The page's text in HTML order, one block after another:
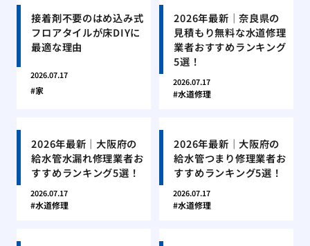
接着剤不要のはめ込み式
フロアタイルが床DIYに
最適な理由
2026.07.17
家
2026年最新｜奈良県の
見積もり無料な水道修理
業者おすすめランキング
5選！
2026.07.17
水道修理
2026年最新｜大阪府の
給水管水漏れ修理業者お
すすめランキング5選！
2026.07.17
水道修理
2026年最新｜大阪府の
給水管つまり修理業者お
すすめランキング5選！
2026.07.17
水道修理